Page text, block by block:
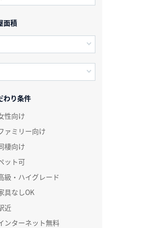
面積
わり条件
性向け
ァミリー向け
棲向け
ット可
級・ハイグレード
具なしOK
近
ンターネット無料